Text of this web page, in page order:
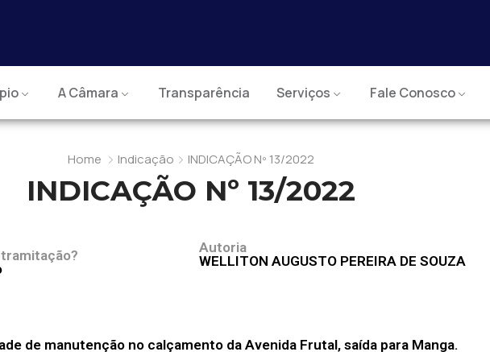
A Câmara Transparência Serviços Fale Conosco
Home Indicação INDICAÇÃO Nº 13/2022
INDICAÇÃO Nº 13/2022
tramitação?
Autoria
WELLITON AUGUSTO PEREIRA DE SOUZA
de manutenção no calçamento da Avenida Frutal, saída para Manga.